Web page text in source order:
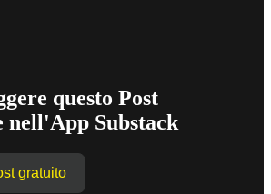
questo Post
nell'App Substack
gratuito